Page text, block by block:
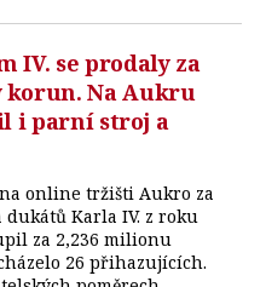
IV. se prodaly za
korun. Na Aukru
i parní stroj a
online tržišti Aukro za
Karla IV. z roku
za 2,236 milionu
26 přihazujících.